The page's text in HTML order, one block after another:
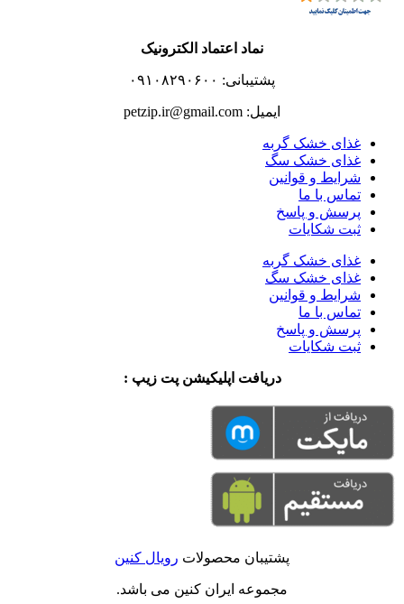
نماد اعتماد الکترونیک
پشتیبانی: ۰۹۱۰۸۲۹۰۶۰۰
ایمیل: petzip.ir@gmail.com
غذای خشک گربه
غذای خشک سگ
شرایط و قوانین
تماس با ما
پرسش و پاسخ
ثبت شکایات
غذای خشک گربه
غذای خشک سگ
شرایط و قوانین
تماس با ما
پرسش و پاسخ
ثبت شکایات
دریافت اپلیکیشن پت زیپ :
پشتیبان محصولات رویال کنین
مجموعه ایران کنین می باشد.